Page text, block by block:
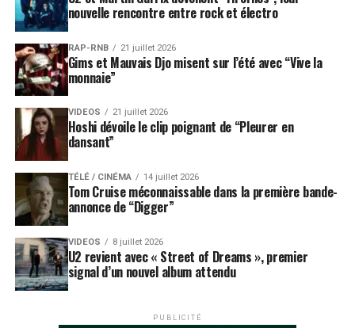
nouvelle rencontre entre rock et électro
RAP-RNB 21 juillet 2026
Gims et Mauvais Djo misent sur l’été avec “Vive la
monnaie”
VIDEOS 21 juillet 2026
Hoshi dévoile le clip poignant de “Pleurer en
dansant”
TÉLÉ / CINÉMA 14 juillet 2026
Tom Cruise méconnaissable dans la première bande-
annonce de “Digger”
VIDEOS 8 juillet 2026
U2 revient avec « Street of Dreams », premier
signal d’un nouvel album attendu
PUBLICITÉ